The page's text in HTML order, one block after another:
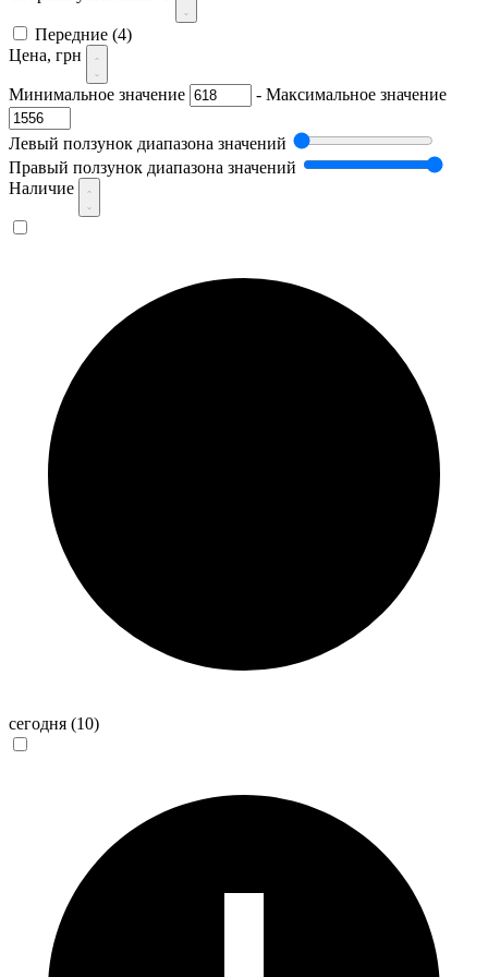
Передние (4)
Цена, грн
Минимальное значение - Максимальное значение
Левый ползунок диапазона значений
Правый ползунок диапазона значений
Наличие
сегодня (10)